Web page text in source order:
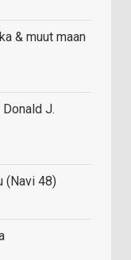
& muut maan
J.
(Navi 48)